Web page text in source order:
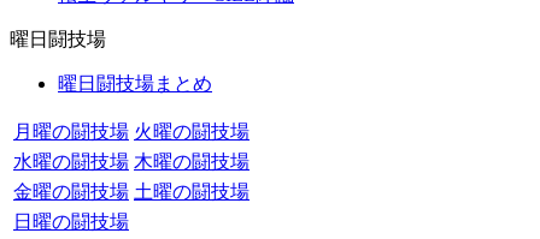
曜日闘技場
曜日闘技場まとめ
月曜の闘技場 火曜の闘技場
水曜の闘技場 木曜の闘技場
金曜の闘技場 土曜の闘技場
日曜の闘技場